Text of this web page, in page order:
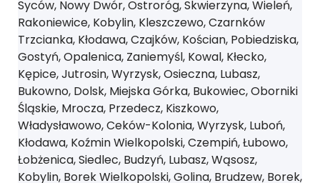
Syców, Nowy Dwór, Ostroróg, Skwierzyna, Wieleń,
Rakoniewice, Kobylin, Kleszczewo, Czarnków
Trzcianka, Kłodawa, Czajków, Kościan, Pobiedziska,
Gostyń, Opalenica, Zaniemyśl, Kowal, Kłecko,
Kępice, Jutrosin, Wyrzysk, Osieczna, Lubasz,
Bukowno, Dolsk, Miejska Górka, Bukowiec, Oborniki
Śląskie, Mrocza, Przedecz, Kiszkowo,
Władysławowo, Ceków-Kolonia, Wyrzysk, Luboń,
Kłodawa, Koźmin Wielkopolski, Czempiń, Łubowo,
Łobżenica, Siedlec, Budzyń, Lubasz, Wąsosz,
Kobylin, Borek Wielkopolski, Golina, Brudzew, Borek,